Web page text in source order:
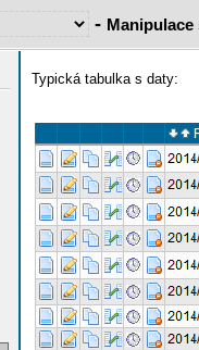
- Manipulace
Typická tabulka s daty: